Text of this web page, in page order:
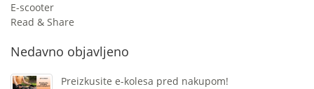
E-scooter
Read & Share
Nedavno objavljeno
Preizkusite e-kolesa pred nakupom!